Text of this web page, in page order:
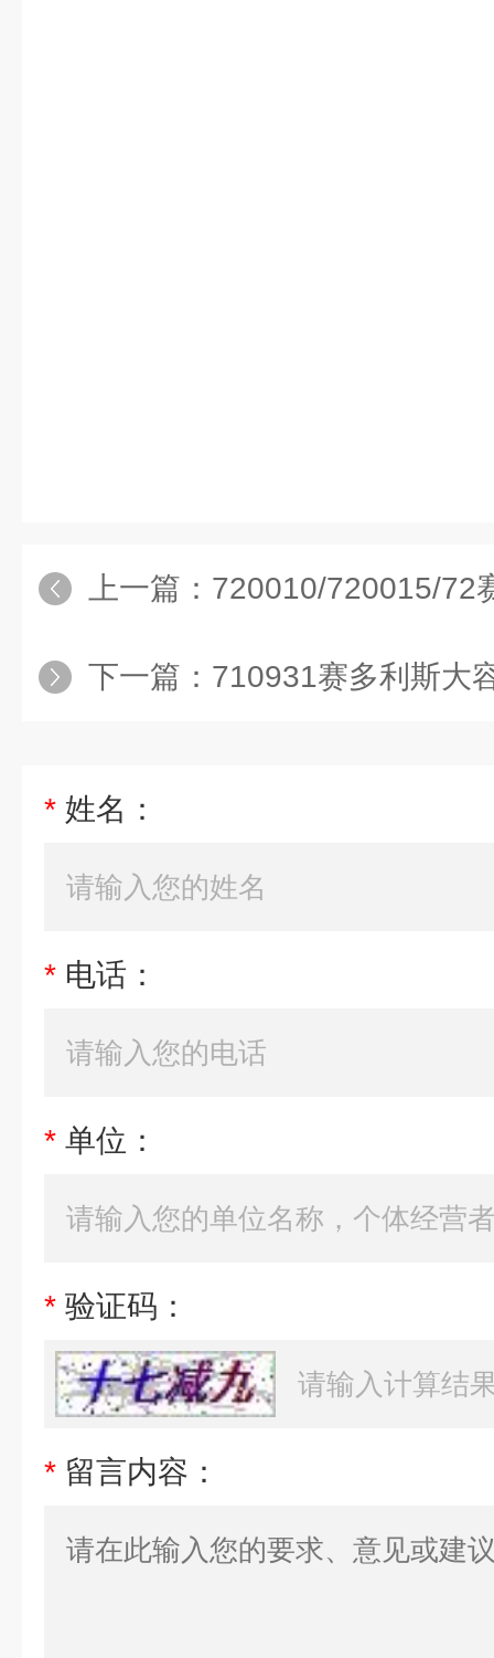
上一篇： 720010/720015/72赛多利
下一篇： 710931赛多利斯大容量
* 姓名：
* 电话：
* 单位：
* 验证码：
* 留言内容：